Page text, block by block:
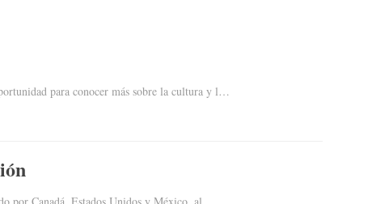
para conocer más sobre la cultura y l…